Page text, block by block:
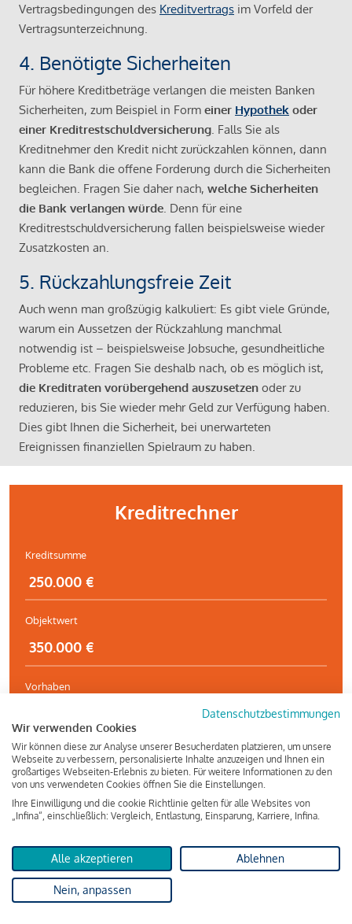
Vertragsbedingungen des Kreditvertrags im Vorfeld der
Vertragsunterzeichnung.
4. Benötigte Sicherheiten
Für höhere Kreditbeträge verlangen die meisten Banken
Sicherheiten, zum Beispiel in Form einer Hypothek oder
einer Kreditrestschuldversicherung. Falls Sie als
Kreditnehmer den Kredit nicht zurückzahlen können, dann
kann die Bank die offene Forderung durch die Sicherheiten
begleichen. Fragen Sie daher nach, welche Sicherheiten
die Bank verlangen würde. Denn für eine
Kreditrestschuldversicherung fallen beispielsweise wieder
Zusatzkosten an.
5. Rückzahlungsfreie Zeit
Auch wenn man großzügig kalkuliert: Es gibt viele Gründe,
warum ein Aussetzen der Rückzahlung manchmal
notwendig ist – beispielsweise Jobsuche, gesundheitliche
Probleme etc. Fragen Sie deshalb nach, ob es möglich ist,
die Kreditraten vorübergehend auszusetzen oder zu
reduzieren, bis Sie wieder mehr Geld zur Verfügung haben.
Dies gibt Ihnen die Sicherheit, bei unerwarteten
Ereignissen finanziellen Spielraum zu haben.
Kreditrechner
Kreditsumme
Objektwert
Vorhaben
Immobilienart
Jetzt vergleichen!
Datenschutzbestimmungen
Wir verwenden Cookies
Wir können diese zur Analyse unserer Besucherdaten platzieren, um unsere
Webseite zu verbessern, personalisierte Inhalte anzuzeigen und Ihnen ein
großartiges Webseiten-Erlebnis zu bieten. Für weitere Informationen zu den
von uns verwendeten Cookies öffnen Sie die Einstellungen.
Ihre Einwilligung und die cookie Richtlinie gelten für alle Websites von
„Infina“, einschließlich: Vergleich, Entlastung, Einsparung, Karriere, Infina.
Alle akzeptieren Ablehnen
Nein, anpassen